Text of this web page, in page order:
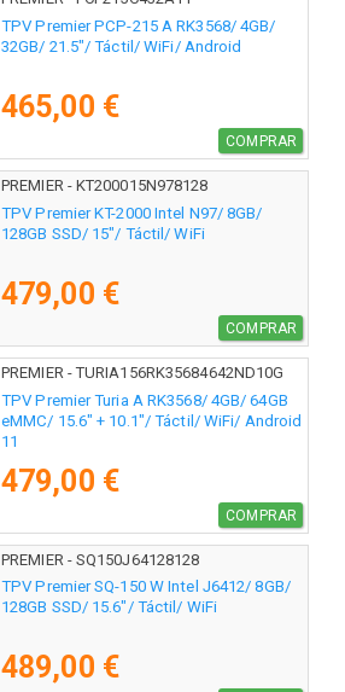
TPV Premier PCP-215 A RK3568/ 4GB/
32GB/ 21.5"/ Táctil/ WiFi/ Android
465,00 €
COMPRAR
PREMIER - KT200015N978128
TPV Premier KT-2000 Intel N97/ 8GB/
128GB SSD/ 15"/ Táctil/ WiFi
479,00 €
COMPRAR
PREMIER - TURIA156RK35684642ND10G
TPV Premier Turia A RK3568/ 4GB/ 64GB
eMMC/ 15.6" + 10.1"/ Táctil/ WiFi/ Android
11
479,00 €
COMPRAR
PREMIER - SQ150J64128128
TPV Premier SQ-150 W Intel J6412/ 8GB/
128GB SSD/ 15.6"/ Táctil/ WiFi
489,00 €